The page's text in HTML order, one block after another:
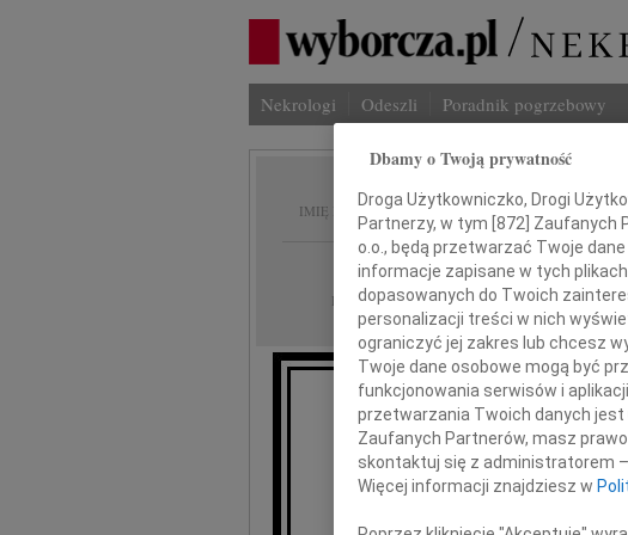
Nekrologi Odeszli Poradnik pogrzebowy
IMIĘ I NAZWISKO: Andrzej
REGION: Gdańsk
DATA EMISJI: 05.03.2010
Wszystkim, którzy w
byli przy mnie, z miłością i
Dbamy o Twoją prywatność
Droga Użytkowniczko, Drogi
Partnerzy, w tym [872] Zaufanych
o.o., będą przetwarzać Twoje
informacje zapisane w tych
dopasowanych do Twoich
personalizacji treści w nich
ograniczyć jej zakres lub chcesz
Twoje dane osobowe mogą być
funkcjonowania serwisów i
przetwarzania Twoich danych jest
Zaufanych Partnerów, masz
skontaktuj się z administratorem
Więcej informacji znajdziesz w